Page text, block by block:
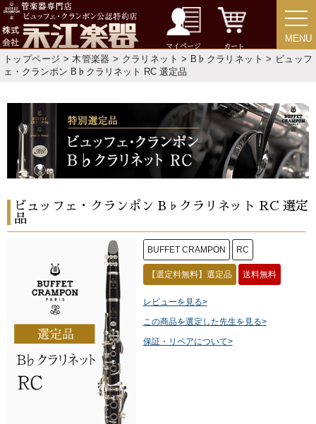
マイページ カート
MENU
MENU
トップページ >木管楽器 > クラリネット > B♭クラリネット > ビュッフ
ェ・クランポン B♭クラリネット RC 選定品
ビュッフェ・クランポン B♭クラリネット RC 選定
品
BUFFET CRAMPON RC
【選定料無料】選定品 送料無料
レビューを見る>
この商品を選定した先生を見る>
保証・リペアについて>